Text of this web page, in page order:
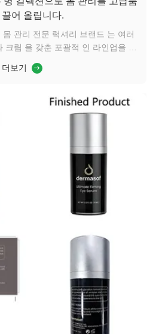
끌어 올립니다.
관리 전문 럭셔리 브랜드 는 여러
림 을 갖춘 포괄적 인 라인업을 출
충족시키면서 얼굴 관리 수준의 정
요?그들은 또한 패키지의 색상 언어
품을 시각적으로 구별하기를 희망했
더보기